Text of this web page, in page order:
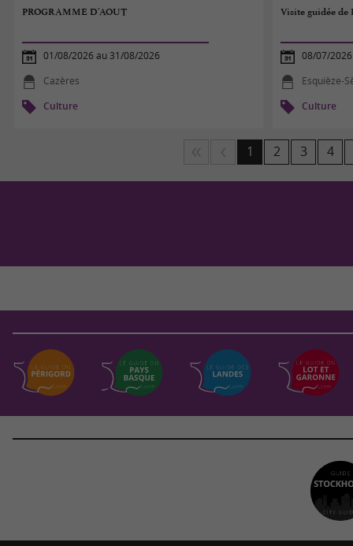
PROGRAMME D'AOUT
01/08/2026 au 31/08/2026
Cazères
Culture
Visite guidée de
08/07/
Esquièze-
Culture
1 2 3 4